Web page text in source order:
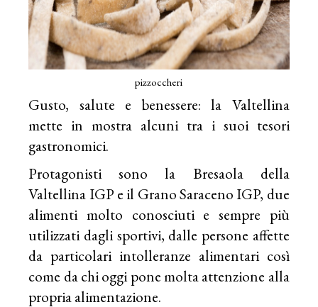
pizzoccheri
Gusto, salute e benessere: la Valtellina
mette in mostra alcuni tra i suoi tesori
gastronomici.
Protagonisti sono la Bresaola della
Valtellina IGP e il Grano Saraceno IGP, due
alimenti molto conosciuti e sempre più
utilizzati dagli sportivi, dalle persone affette
da particolari intolleranze alimentari così
come da chi oggi pone molta attenzione alla
propria alimentazione.